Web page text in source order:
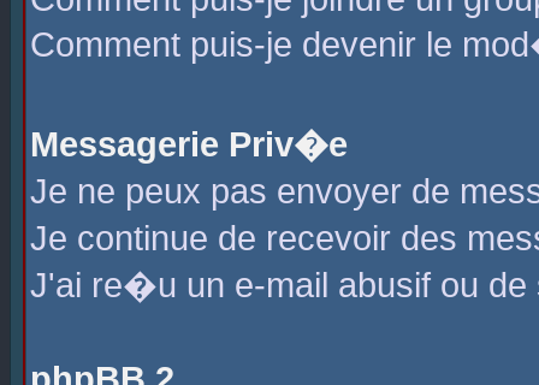
Comment puis-je devenir le
Messagerie Priv�e
Je ne peux pas envoyer de
Je continue de recevoir des
J'ai re�u un e-mail abusif ou de